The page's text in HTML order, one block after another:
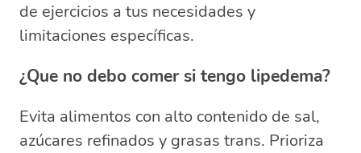
de ejercicios a tus necesidades y
limitaciones específicas.
¿Que no debo comer si tengo lipedema?
Evita alimentos con alto contenido de sal,
azúcares refinados y grasas trans. Prioriza